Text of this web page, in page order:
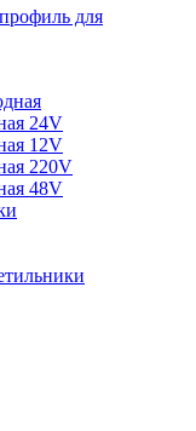
для
24V
12V
220V
48V